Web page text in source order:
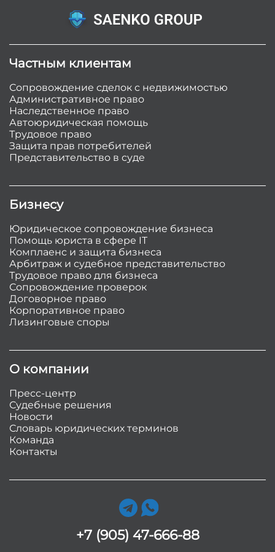
Частным клиентам
Сопровождение сделок с недвижимостью
Административное право
Наследственное право
Автоюридическая помощь
Трудовое право
Защита прав потребителей
Представительство в суде
Бизнесу
Юридическое сопровождение бизнеса
Помощь юриста в сфере IT
Комплаенс и защита бизнеса
Арбитраж и судебное представительство
Трудовое право для бизнеса
Сопровождение проверок
Договорное право
Корпоративное право
Лизинговые споры
О компании
Пресс-центр
Судебные решения
Новости
Словарь юридических терминов
Команда
Контакты
+7 (905) 47-666-88